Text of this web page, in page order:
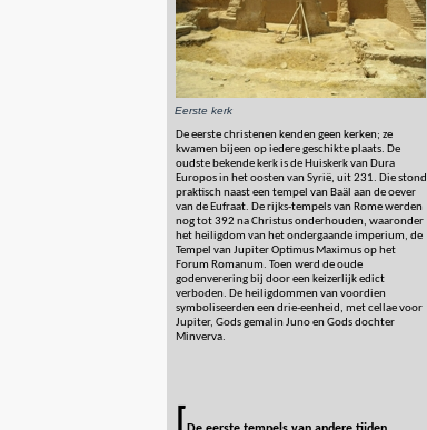
Eerste kerk
De eerste christenen kenden geen kerken; ze
kwamen bijeen op iedere geschikte plaats. De
oudste bekende kerk is de Huiskerk van Dura
Europos in het oosten van Syrië, uit 231. Die stond
praktisch naast een tempel van Baäl aan de oever
van de Eufraat. De rijks-tempels van Rome werden
nog tot 392 na Christus onderhouden, waaronder
het heiligdom van het ondergaande imperium, de
Tempel van Jupiter Optimus Maximus op het
Forum Romanum. Toen werd de oude
godenverering bij door een keizerlijk edict
verboden. De heiligdommen van voordien
symboliseerden een drie-eenheid, met cellae voor
Jupiter, Gods gemalin Juno en Gods dochter
Minverva.